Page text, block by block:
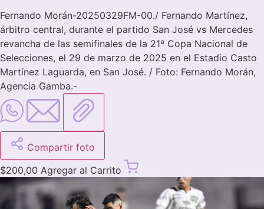
Fernando Morán-20250329FM-00./ Fernando Martínez,
árbitro central, durante el partido San José vs Mercedes
revancha de las semifinales de la 21ª Copa Nacional de
Selecciones, el 29 de marzo de 2025 en el Estadio Casto
Martínez Laguarda, en San José. / Foto: Fernando Morán,
Agencia Gamba.-
Compartir foto
$200,00 Agregar al Carrito